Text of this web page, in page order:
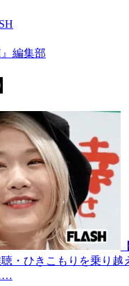
』編集部
・ひきこもりを乗り越